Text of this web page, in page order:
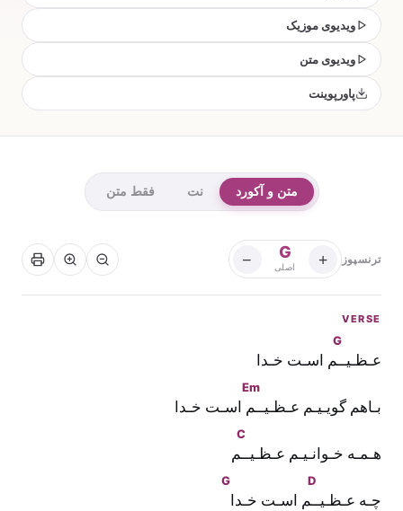
ویدیوی موزیک
ویدیوی متن
پاورپوینت
متن و آکورد نت فقط متن
ترنسپوز − G
اصلی +
VERSE
عـظـیـ
G
ـم اسـت خـدا
بـاهم گویـیـم عـظـیـ
Em
ـم اسـت خـدا
هـمـه خـوانـیـم عـظـیـ
C
ـم
چـه عـظـیـ
D
ـم اسـت خـدا
G